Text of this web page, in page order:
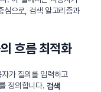
심으로, 검색 알고리즘과
흐름 최적화
가 질의를 입력하고
정의합니다. 검색